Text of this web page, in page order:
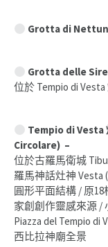
Grotta di
Grotta delle
位於 Tempio di
Tempio di Vesta
Circolare) –
位於古羅馬衛城
羅馬神話灶神 Vesta
圓形平面結構 / 原
家創創作靈感來源 /
Piazza del Tempio di
西比拉神廟全景